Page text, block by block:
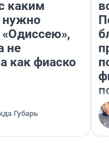
каким
нужно
не
как фиаско
Губарь